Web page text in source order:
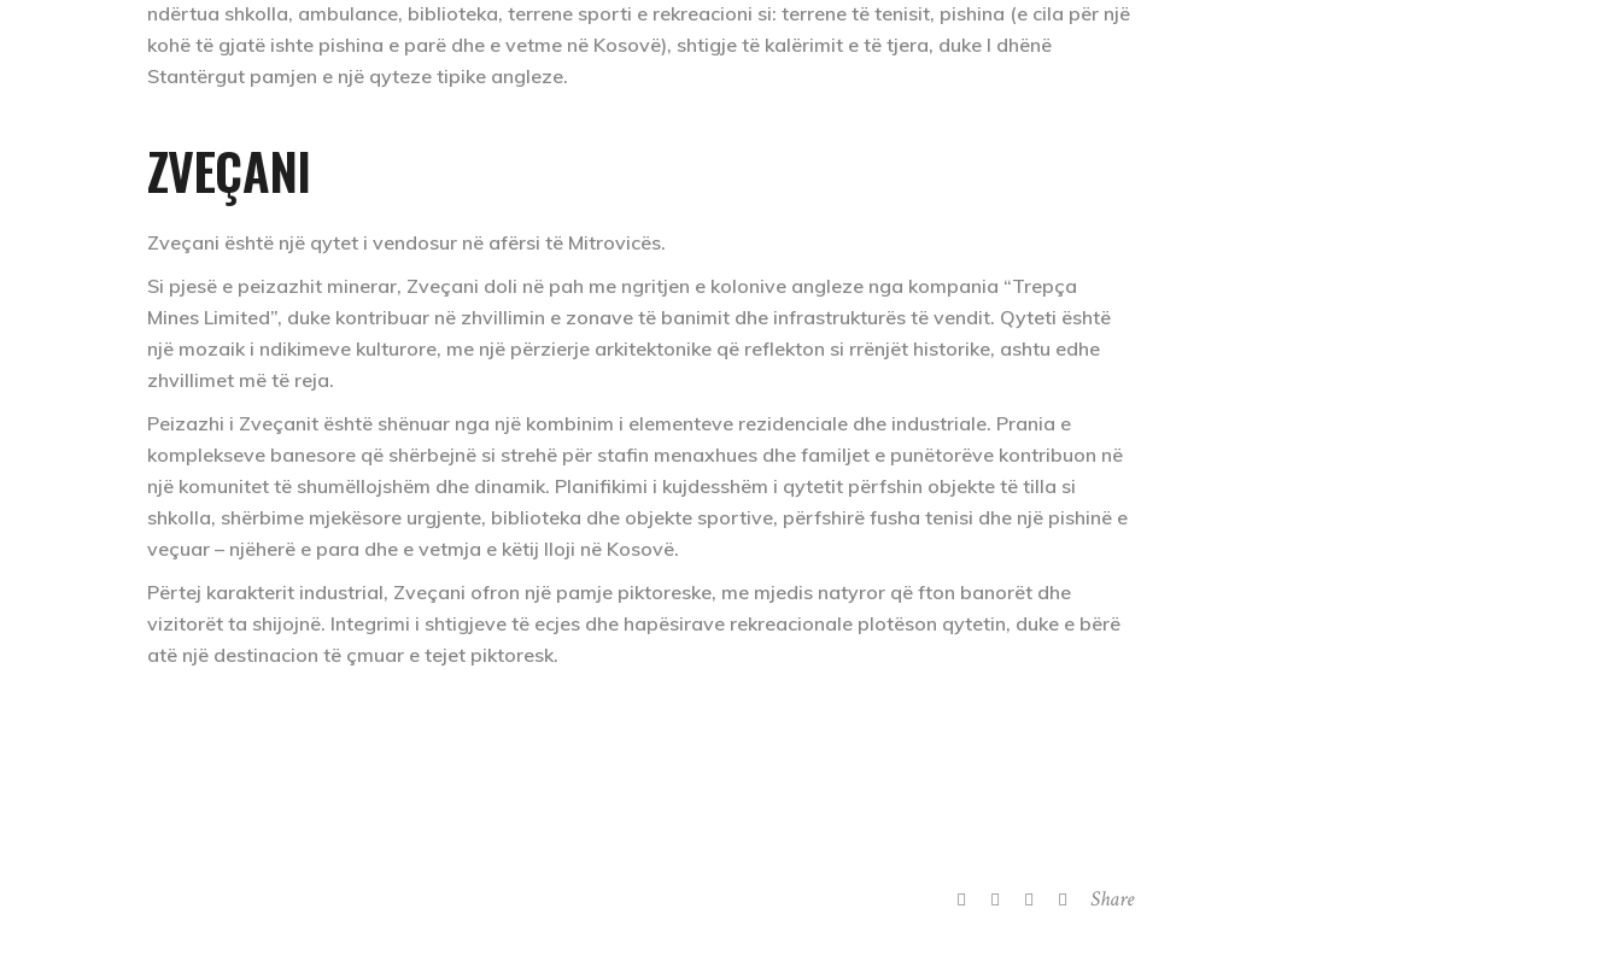
ndërtua shkolla, ambulance, biblioteka, terrene sporti e rekreacioni si: terrene të tenisit, pishina (e cila për një
kohë të gjatë ishte pishina e parë dhe e vetme në Kosovë), shtigje të kalërimit e të tjera, duke I dhënë
Stantërgut pamjen e një qyteze tipike angleze.
ZVEÇANI
Zveçani është një qytet i vendosur në afërsi të Mitrovicës.
Si pjesë e peizazhit minerar, Zveçani doli në pah me ngritjen e kolonive angleze nga kompania “Trepça
Mines Limited”, duke kontribuar në zhvillimin e zonave të banimit dhe infrastrukturës të vendit. Qyteti është
një mozaik i ndikimeve kulturore, me një përzierje arkitektonike që reflekton si rrënjët historike, ashtu edhe
zhvillimet më të reja.
Peizazhi i Zveçanit është shënuar nga një kombinim i elementeve rezidenciale dhe industriale. Prania e
komplekseve banesore që shërbejnë si strehë për stafin menaxhues dhe familjet e punëtorëve kontribuon në
një komunitet të shumëllojshëm dhe dinamik. Planifikimi i kujdesshëm i qytetit përfshin objekte të tilla si
shkolla, shërbime mjekësore urgjente, biblioteka dhe objekte sportive, përfshirë fusha tenisi dhe një pishinë e
veçuar – njëherë e para dhe e vetmja e këtij lloji në Kosovë.
Përtej karakterit industrial, Zveçani ofron një pamje piktoreske, me mjedis natyror që fton banorët dhe
vizitorët ta shijojnë. Integrimi i shtigjeve të ecjes dhe hapësirave rekreacionale plotëson qytetin, duke e bërë
atë një destinacion të çmuar e tejet piktoresk.
Share